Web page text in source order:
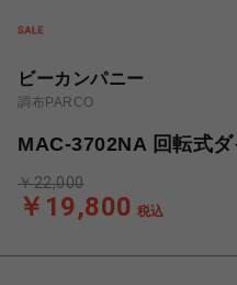
ビーカンパニー
調布PARCO
MAC-3702NA 回転式
￥19,800 税込
￥22,000